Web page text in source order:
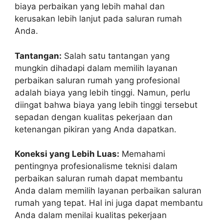
biaya perbaikan yang lebih mahal dan
kerusakan lebih lanjut pada saluran rumah
Anda.
Tantangan: Salah satu tantangan yang
mungkin dihadapi dalam memilih layanan
perbaikan saluran rumah yang profesional
adalah biaya yang lebih tinggi. Namun, perlu
diingat bahwa biaya yang lebih tinggi tersebut
sepadan dengan kualitas pekerjaan dan
ketenangan pikiran yang Anda dapatkan.
Koneksi yang Lebih Luas: Memahami
pentingnya profesionalisme teknisi dalam
perbaikan saluran rumah dapat membantu
Anda dalam memilih layanan perbaikan saluran
rumah yang tepat. Hal ini juga dapat membantu
Anda dalam menilai kualitas pekerjaan